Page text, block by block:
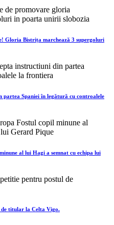
Gloria Bistrița marchează 3 supergoluri
partea Spaniei în legătură cu controalele
al lui Hagi a semnat cu echipa lui
de titular la Celta Vigo.